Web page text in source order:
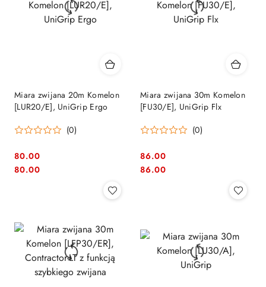
Miara zwijana 20m Komelon
[LUR20/E], UniGrip Ergo
(0)
Cena:
80.00
Cena:
80.00
Miara zwijana 30m Komelon
[FU30/E], UniGrip Flx
(0)
Cena:
86.00
Cena:
86.00